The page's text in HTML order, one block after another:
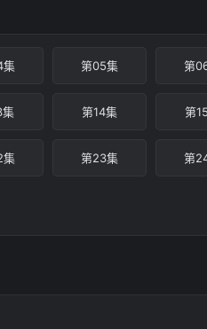
集 第05集 第
集 第14集 第
集 第23集 第